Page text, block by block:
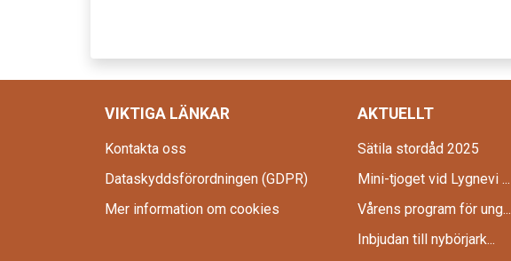
VIKTIGA LÄNKAR
Kontakta oss
Dataskyddsförordningen (GDPR)
Mer information om cookies
AKTUELLT
Sätila stordåd 2025
Mini-tjoget vid Lygnevi ...
Vårens program för ung...
Inbjudan till nybörjark...